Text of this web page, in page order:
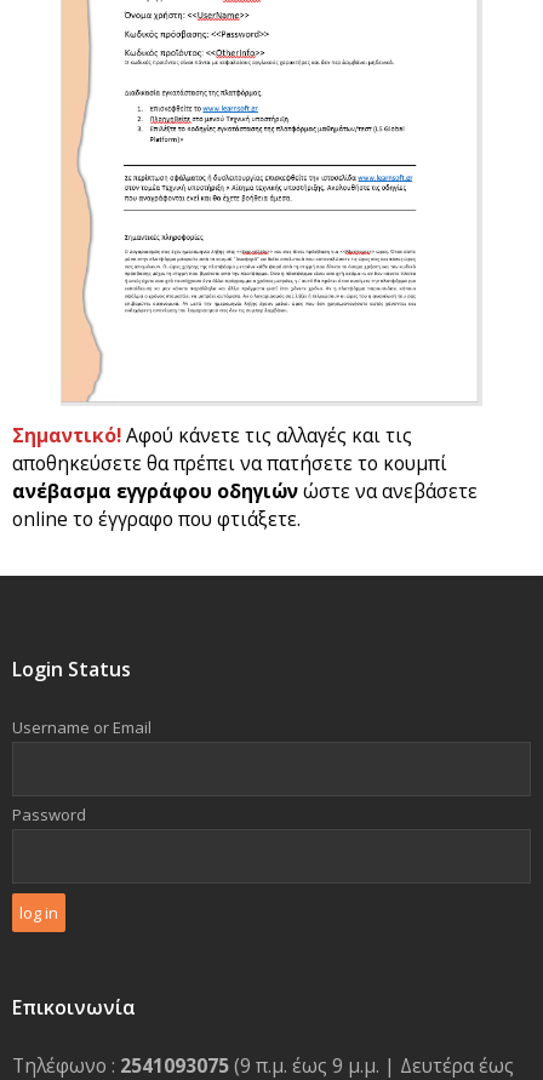
Σημαντικό!Αφού κάνετε τις αλλαγές και τις
αποθηκεύσετε θα πρέπει να πατήσετε το κουμπί
ανέβασμα εγγράφου οδηγιώνώστε να ανεβάσετε
online το έγγραφο που φτιάξετε.
Login Status
Username or Email
Password
Επικοινωνία
Τηλέφωνο : 2541093075(9 π.μ. έως 9 μ.μ. | Δευτέρα έως